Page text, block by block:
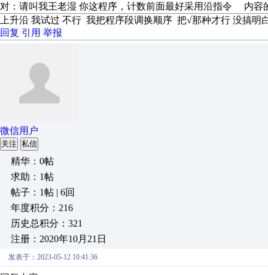
对：请叫我王老湿 你这程序，计数前面最好采用沿指令 内容
上升沿 我试过 不行 我把程序段调换顺序 把√那种才行 没搞明
回复 引用 举报
微信用户
关注 私信
精华：0帖
求助：1帖
帖子：1帖 | 6回
年度积分：216
历史总积分：321
注册：2020年10月21日
发表于：2023-05-12 10:41:36